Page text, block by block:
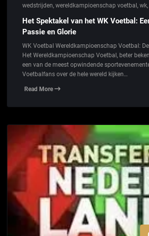
wedstrijden, wereldkampioenschap voetbal, wk,
Het Spektakel van het WK Voetbal:
Passie en Glorie
WK Voetbal Wereldkampioenschap Voetbal:
Het Wereldkampioenschap Voetbal, beter
een van de meest opwindende
Voetbalfans over de hele wereld kijken…
Read More